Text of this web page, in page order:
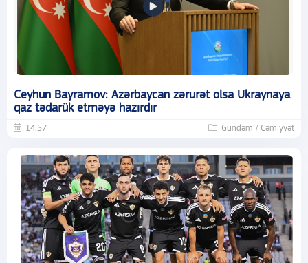
Ceyhun Bayramov: Azərbaycan zərurət olsa Ukraynaya
qaz tədarük etməyə hazırdır
14:57 Gündəm / Cəmiyyət